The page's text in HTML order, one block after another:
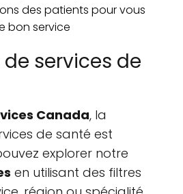
des patients pour vous
bon service
services de
Canada, la
de santé est
explorer notre
en utilisant des filtres